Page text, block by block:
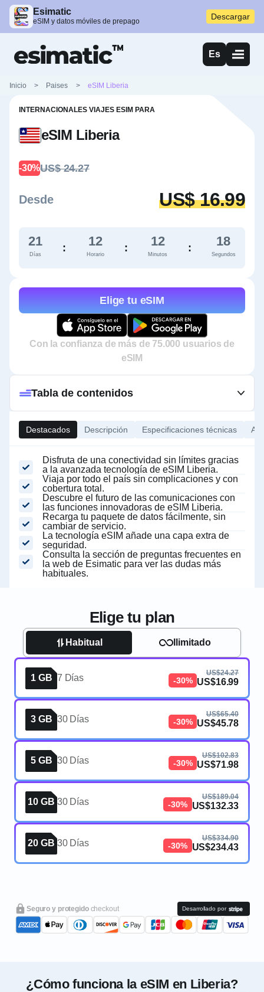
Esimatic
eSIM y datos móviles de prepago Descargar
Es
Inicio > Paises > eSIM Liberia
INTERNACIONALES VIAJES ESIM PARA
eSIM Liberia
-30%US$ 24.27
Desde US$ 16.99
21
Días
: 12
Horario
: 12
Minutos
: 17
Segundos
Elige tu eSIM
Con la confianza de más de 75.000 usuarios de
eSIM
Destacados Descripción Especificaciones técnicas
Disfruta de una conectividad sin límites gracias
a la avanzada tecnología de eSIM Liberia.
Viaja por todo el país sin complicaciones y con
cobertura total.
Descubre el futuro de las comunicaciones con
las funciones innovadoras de eSIM Liberia.
Recarga tu paquete de datos fácilmente, sin
cambiar de servicio.
La tecnología eSIM añade una capa extra de
seguridad.
Consulta la sección de preguntas frecuentes en
la web de Esimatic para ver las dudas más
habituales.
Tabla de contenidos
Elige tu plan
Habitual Ilimitado
1 GB 7 Días -30%
US$24.27
US$16.99
3 GB 30 Días -30%
US$65.40
US$45.78
5 GB 30 Días -30%
US$102.83
US$71.98
10 GB 30 Días -30%
US$189.04
US$132.33
20 GB 30 Días -30%
US$334.90
US$234.43
Seguro y protegido checkout Desarrollado por
¿Cómo funciona la eSIM en Liberia?